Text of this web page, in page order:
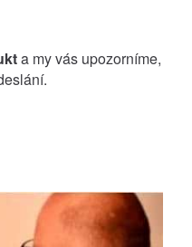
a my vás upozorníme,